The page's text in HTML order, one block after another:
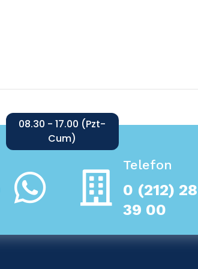
08.30 - 17.00 (Pzt-
Cum)
Telefon
0 (212)
39 00